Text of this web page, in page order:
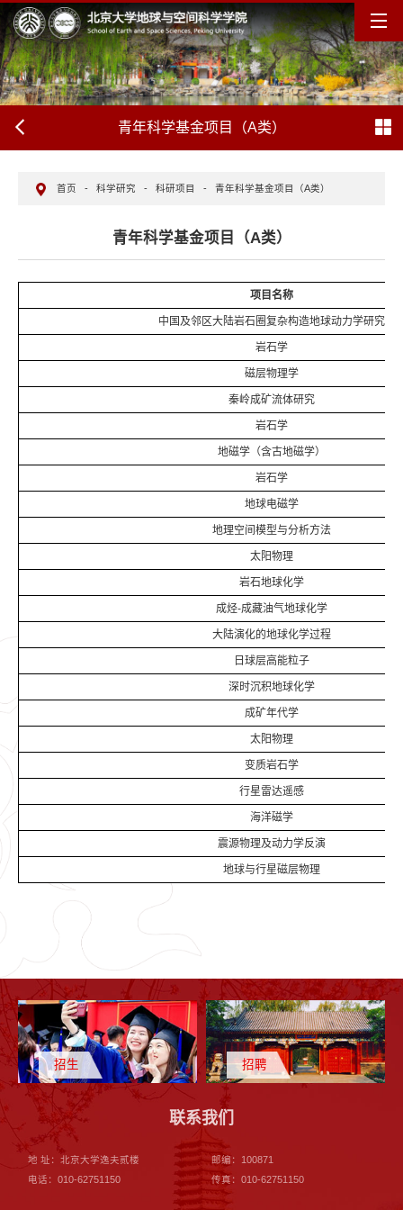
青年科学基金项目（A类）
首页 - 科学研究 - 科研项目 - 青年科学基金项目（A类）
青年科学基金项目（A类）
项目名称
中国及邻区大陆岩石圈复杂构造地球动力学研究
岩石学
磁层物理学
秦岭成矿流体研究
岩石学
地磁学（含古地磁学）
岩石学
地球电磁学
地理空间模型与分析方法
太阳物理
岩石地球化学
成烃-成藏油气地球化学
大陆演化的地球化学过程
日球层高能粒子
深时沉积地球化学
成矿年代学
太阳物理
变质岩石学
行星雷达遥感
海洋磁学
震源物理及动力学反演
地球与行星磁层物理
招生 招聘
联系我们
地 址：北京大学逸夫贰楼
邮编：100871
电话：010-62751150
传真：010-62751150